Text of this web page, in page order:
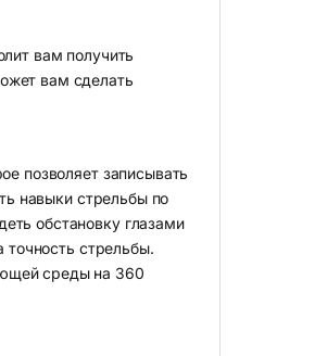
вам получить
вам сделать
позволяет записывать
навыки стрельбы по
обстановку глазами
точность стрельбы.
среды на 360